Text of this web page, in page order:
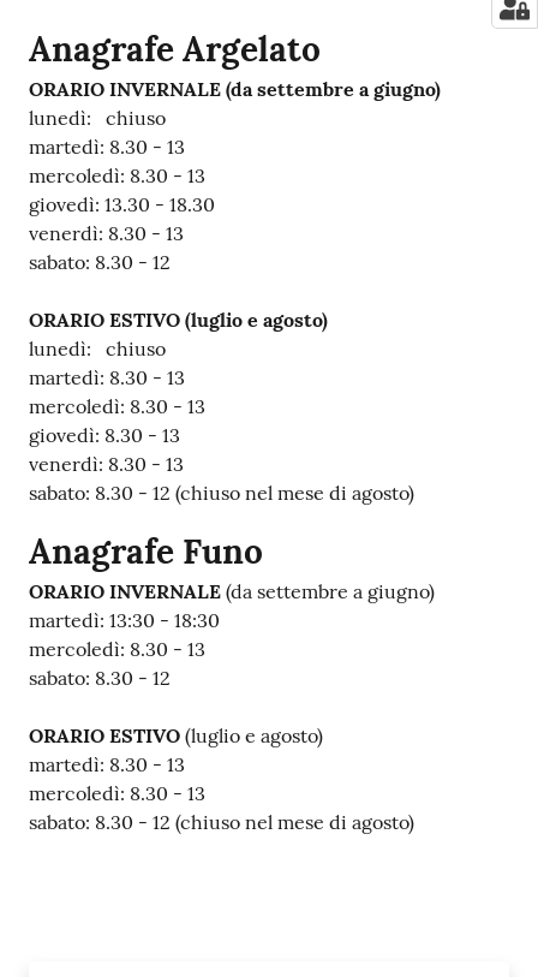
Anagrafe Argelato
ORARIO INVERNALE (da settembre a giugno)
lunedì: chiuso
martedì: 8.30 - 13
mercoledì: 8.30 - 13
giovedì: 13.30 - 18.30
venerdì: 8.30 - 13
sabato: 8.30 - 12
ORARIO ESTIVO (luglio e agosto)
lunedì: chiuso
martedì: 8.30 - 13
mercoledì: 8.30 - 13
giovedì: 8.30 - 13
venerdì: 8.30 - 13
sabato: 8.30 - 12 (chiuso nel mese di agosto)
Anagrafe Funo
ORARIO INVERNALE (da settembre a giugno)
martedì: 13:30 - 18:30
mercoledì: 8.30 - 13
sabato: 8.30 - 12
ORARIO ESTIVO (luglio e agosto)
martedì: 8.30 - 13
mercoledì: 8.30 - 13
sabato: 8.30 - 12 (chiuso nel mese di agosto)